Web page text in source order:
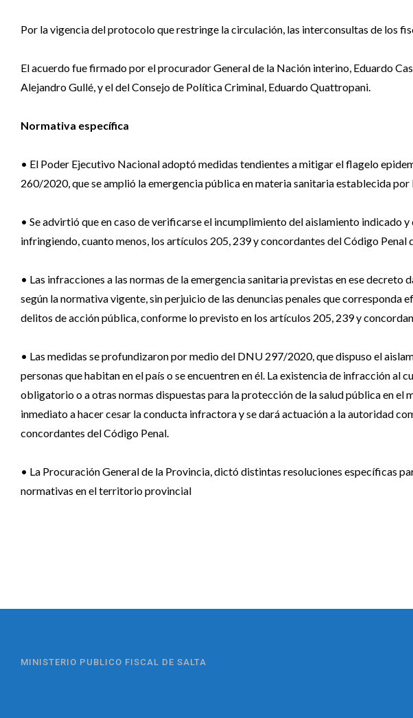
Por la vigencia del protocolo que restringe la circulación, las interconsultas de los
El acuerdo fue firmado por el procurador General de la Nación interino, Eduardo
Alejandro Gullé, y el del Consejo de Política Criminal, Eduardo Quattropani.
Normativa específica
• El Poder Ejecutivo Nacional adoptó medidas tendientes a mitigar el flagelo
260/2020, que se amplió la emergencia pública en materia sanitaria establecida por
• Se advirtió que en caso de verificarse el incumplimiento del aislamiento indicado
infringiendo, cuanto menos, los artículos 205, 239 y concordantes del Código Penal
• Las infracciones a las normas de la emergencia sanitaria previstas en ese decreto
según la normativa vigente, sin perjuicio de las denuncias penales que corresponda
delitos de acción pública, conforme lo previsto en los artículos 205, 239 y
• Las medidas se profundizaron por medio del DNU 297/2020, que dispuso el
personas que habitan en el país o se encuentren en él. La existencia de infracción
obligatorio o a otras normas dispuestas para la protección de la salud pública en el
inmediato a hacer cesar la conducta infractora y se dará actuación a la autoridad
concordantes del Código Penal.
• La Procuración General de la Provincia, dictó distintas resoluciones específicas
normativas en el territorio provincial
MINISTERIO PUBLICO FISCAL DE SALTA